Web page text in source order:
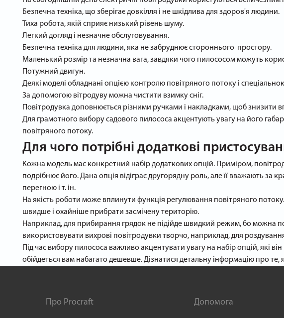
Безпечна техніка, що зберігає довкілля і не шкідлива для здоров'я людини.
Тиха робота, якій сприяє низький рівень шуму.
Легкий догляд і незначне обслуговування.
Безпечна техніка для людини, яка не забруднює стороннього простору.
Маленький розмір та незначна вага, завдяки чого пилососом можуть
Потужний двигун.
Деякі моделі обладнані опцією контролю повітряного потоку і
За допомогою вітродуву можна чистити взимку сніг.
Повітродувка доповнюється різними ручками і накладками, щоб знизити
Для грамотного вибору садового пилососа акцентують увагу на його
повітряного потоку.
Для чого потрібні додаткові
Кожна модель має конкретний набір додаткових опцій. Приміром,
подрібнює його. Дана опція відіграє другорядну роль, але її вважають
перегною і т. ін.
На якість роботи може вплинути функція регулювання повітряного
швидше і охайніше прибрати засмічену територію.
Наприклад, для прибирання грядок не підійде швидкий режим, бо можна
використовувати вихрові повітродувки творчо, наприклад, для
Під час вибору пилососа важливо акцентувати увагу на набір опцій, які
обійдеться вам набагато дешевше. Дізнатися детальну інформацію про
Про Procraft Допомога